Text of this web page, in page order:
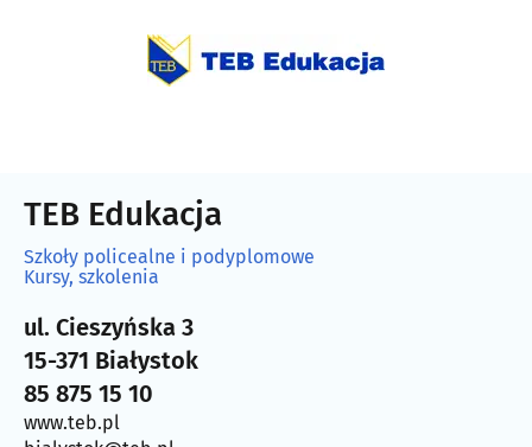
TEB Edukacja
Szkoły policealne i podyplomowe
Kursy, szkolenia
ul. Cieszyńska 3
15-371 Białystok
85 875 15 10
www.teb.pl